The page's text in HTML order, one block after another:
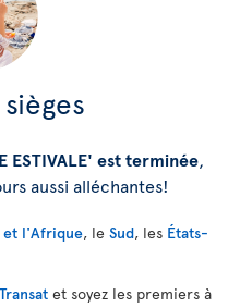
ESTIVALE' est terminée,
aussi alléchantes!
et l'Afrique, le Sud, les États-
et soyez les premiers à